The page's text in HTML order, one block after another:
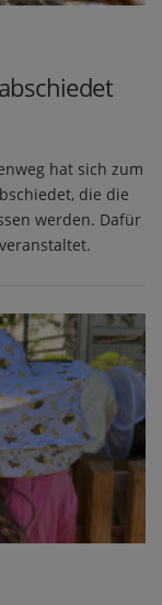
hat sich zum
die die
werden. Dafür